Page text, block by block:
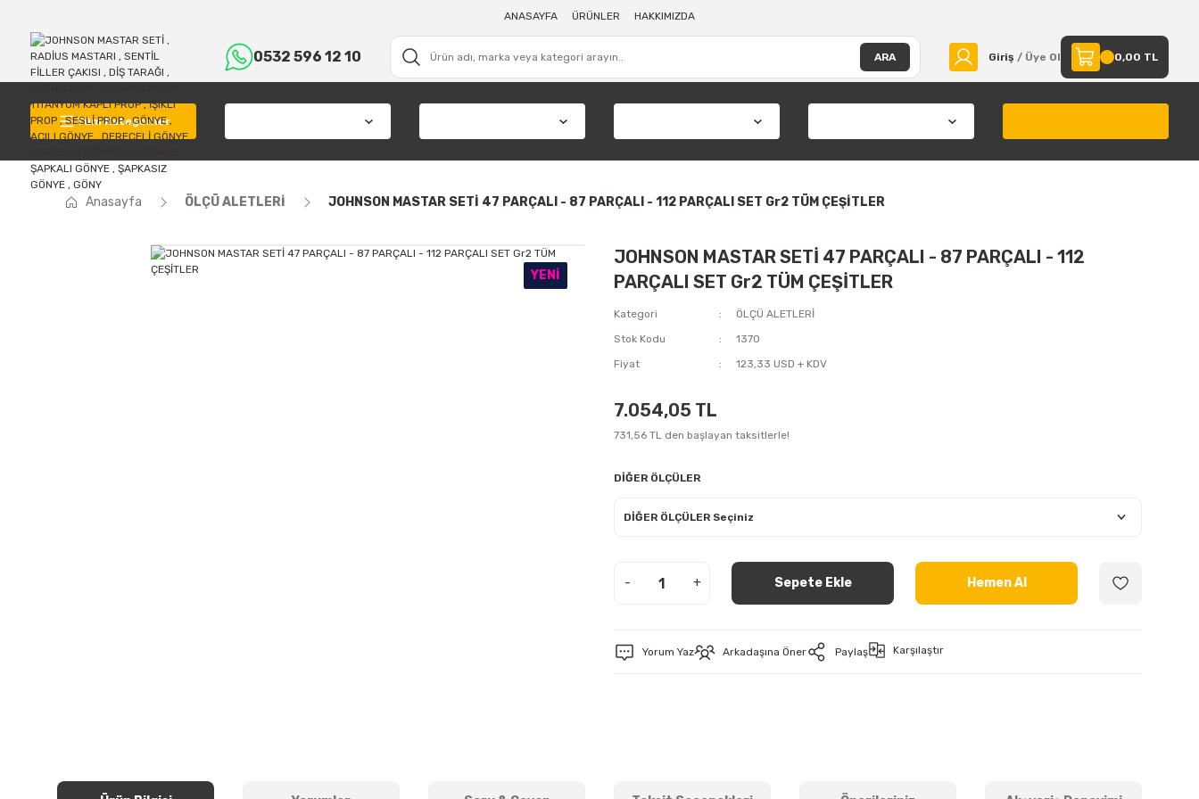
ANASAYFA ÜRÜNLER HAKKIMIZDA
0532 596 12 10 ARA Giriş / Üye Ol 0,00 TL
Tüm Kategoriler
Anasayfa ÖLÇÜ ALETLERİ JOHNSON MASTAR SETİ 47 PARÇALI - 87 PARÇALI - 112 PARÇALI SET Gr2 TÜM ÇEŞİTLER
YENI
JOHNSON MASTAR SETİ 47 PARÇALI - 87 PARÇALI - 112
PARÇALI SET Gr2 TÜM ÇEŞİTLER
Kategori
ÖLÇÜ ALETLERİ
Stok Kodu
1370
Fiyat
123,33 USD + KDV
7.054,05 TL
731,56 TL den başlayan taksitlerle!
DİĞER ÖLÇÜLER
- + Sepete Ekle Hemen Al
Yorum Yaz Arkadaşına Öner Paylaş Karşılaştır